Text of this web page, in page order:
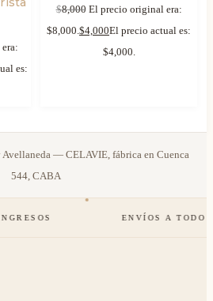
es:
$8,000 El precio original era:
$8,000.$4,000El precio actual es:
$4,000.
Avellaneda — CELAVIE, fábrica en Cuenca
544, CABA
ENVÍOS A TODO EL